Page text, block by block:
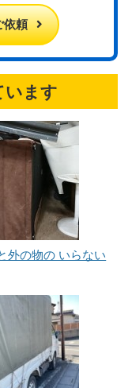
依頼
います
外の物の いらない